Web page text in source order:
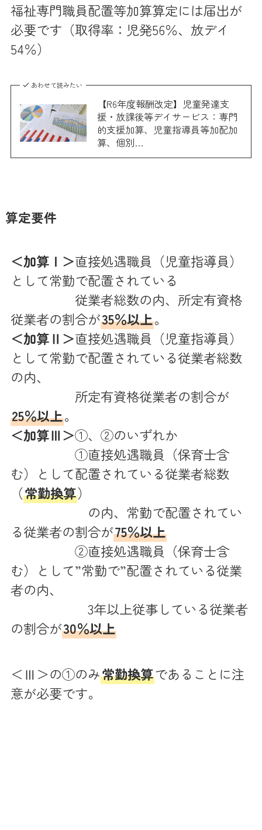
福祉専門職員配置等加算算定には届出が
必要です（取得率：児発56％、放デイ
54％）
あわせて読みたい
【R6年度報酬改定】児童発達支
援・放課後等デイサービス：専門
的支援加算、児童指導員等加配加
算、個別…
算定要件
＜加算Ⅰ＞直接処遇職員（児童指導員）
として常勤で配置されている
従業者総数の内、所定有資格
従業者の割合が35％以上。
＜加算Ⅱ＞直接処遇職員（児童指導員）
として常勤で配置されている従業者総数
の内、
所定有資格従業者の割合が
25％以上。
＜加算Ⅲ＞①、②のいずれか
①直接処遇職員（保育士含
む）として配置されている従業者総数
（常勤換算）
の内、常勤で配置されてい
る従業者の割合が75％以上
②直接処遇職員（保育士含
む）として”常勤で”配置されている従業
者の内、
3年以上従事している従業者
の割合が30％以上
＜Ⅲ＞の①のみ常勤換算であることに注
意が必要です。